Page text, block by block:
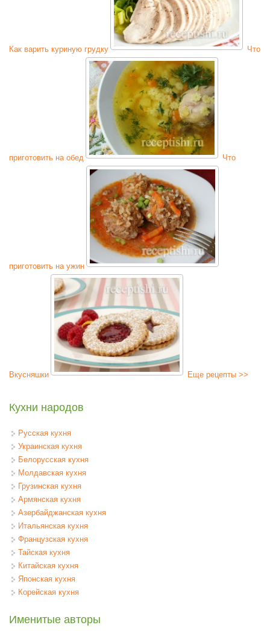
Как варить куриную грудку Что
приготовить на обед Что
приготовить на ужин
Вкусняшки Еще рецепты >>
Кухни народов
Русская кухня
Украинская кухня
Белорусская кухня
Молдавская кухня
Грузинская кухня
Армянская кухня
Азербайджанская кухня
Итальянская кухня
Французская кухня
Тайская кухня
Китайская кухня
Японская кухня
Корейская кухня
Именитые авторы